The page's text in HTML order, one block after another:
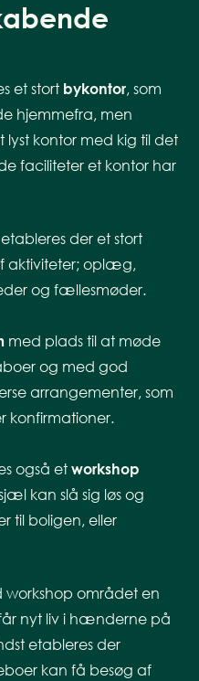
et stort bykontor, som
hjemmefra, men
lyst kontor med kig til det
faciliteter et kontor har
der et stort
aktiviteter; oplæg,
og fællesmøder.
med plads til at møde
og med god
arrangementer, som
konfirmationer.
også et workshop
kan slå sig løs og
til boligen, eller
workshop området en
nyt liv i hænderne på
etableres der
kan få besøg af